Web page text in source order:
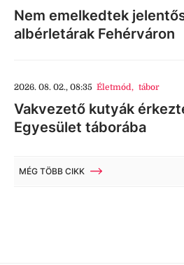
Nem emelkedtek
albérletárak Fehérváron
2026. 08. 02., 08:35 Életmód, tábor
Vakvezető kutyák
Egyesület táborába
MÉG TÖBB CIKK